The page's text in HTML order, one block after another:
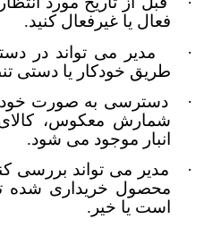
فعال یا غیرفعال کنید.
·
مدیر می تواند در
طریق خودکار یا دستی
·
دسترسی به صورت
شمارش معکوس،
انبار موجود می شود.
·
مدیر می تواند بررسی
محصول خریداری شده
است یا خیر.